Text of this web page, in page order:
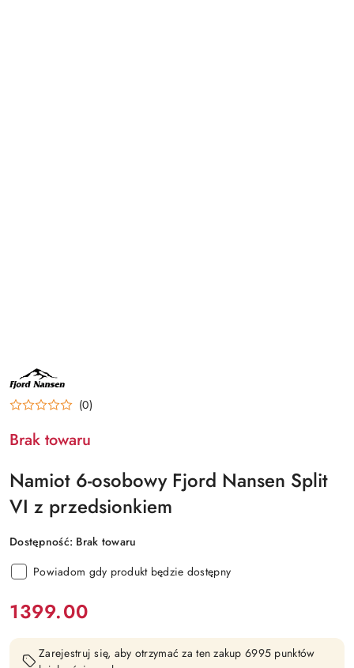
NAZWA
PRODUCENTA:
FJORD
NANSEN (0)
Brak towaru
Namiot 6-osobowy Fjord Nansen Split
VI z przedsionkiem
Dostępność: Brak towaru
Powiadom gdy produkt będzie dostępny
cena:
1399.00
Zarejestruj się, aby otrzymać za ten zakup 6995 punktów